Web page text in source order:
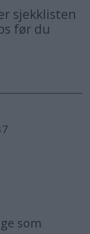
sjekklisten
før du
som